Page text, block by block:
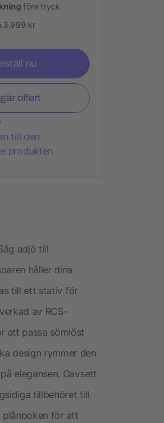
före tryck
3.999 kr
nu
offert
till den
produkten
adjö till
håller dina
till ett stativ för
av RCS-
att passa sömlöst
design rymmer den
elegansen. Oavsett
tillbehöret till
plånboken för att